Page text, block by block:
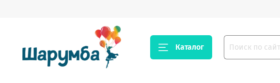
Каталог